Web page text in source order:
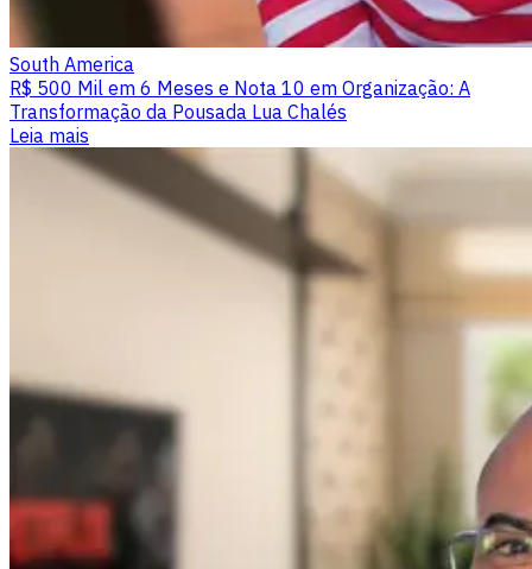
South America
R$ 500 Mil em 6 Meses e Nota 10 em Organização: A
Transformação da Pousada Lua Chalés
Leia mais